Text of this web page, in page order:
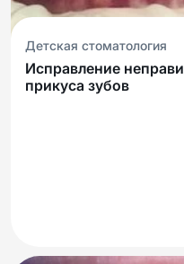
Детская стоматология
Исправление
прикуса зубов